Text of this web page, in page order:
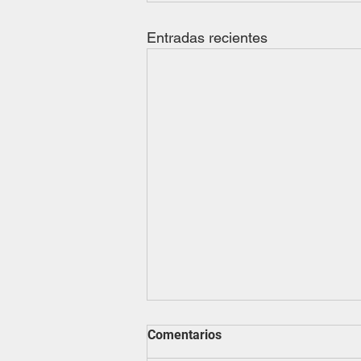
Entradas recientes
Cómo evitar lesiones
comunes del verano para los
Comentarios